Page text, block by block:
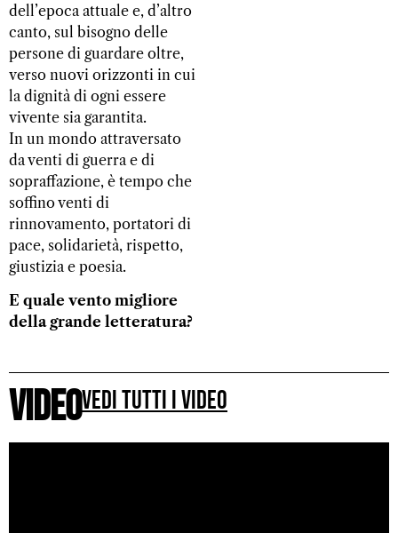
dell’epoca attuale e, d’altro
canto, sul bisogno delle
persone di guardare oltre,
verso nuovi orizzonti in cui
la dignità di ogni essere
vivente sia garantita.
In un mondo attraversato
da venti di guerra e di
sopraffazione, è tempo che
soffino venti di
rinnovamento, portatori di
pace, solidarietà, rispetto,
giustizia e poesia.
E quale vento migliore
della grande letteratura?
VideoVedi tutti i video